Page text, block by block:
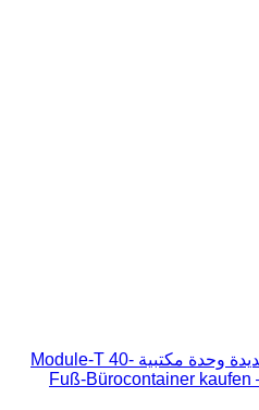
جديدة وحدة مكتبية Module-T 40-
Fuß-Bürocontainer kaufen